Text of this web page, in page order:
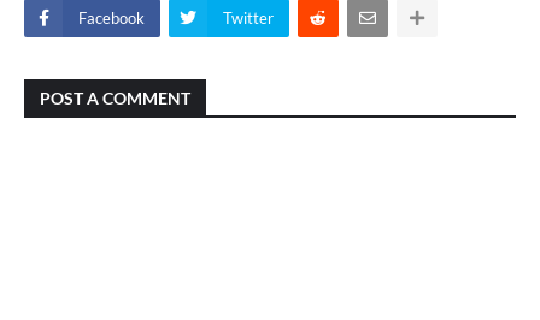
Facebook Twitter
POST A COMMENT